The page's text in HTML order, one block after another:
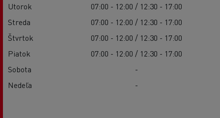
Utorok
07:00 - 12:00 / 12:30 - 17:00
Streda
07:00 - 12:00 / 12:30 - 17:00
Štvrtok
07:00 - 12:00 / 12:30 - 17:00
Piatok
07:00 - 12:00 / 12:30 - 17:00
Sobota
-
Nedeľa
-